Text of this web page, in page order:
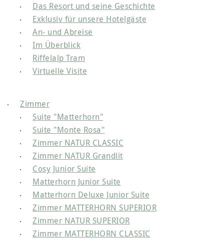
Das Resort und seine Geschichte
Exklusiv für unsere Hotelgäste
An- und Abreise
Im Überblick
Riffelalp Tram
Virtuelle Visite
Zimmer
Suite "Matterhorn"
Suite "Monte Rosa"
Zimmer NATUR CLASSIC
Zimmer NATUR Grandlit
Cosy Junior Suite
Matterhorn Junior Suite
Matterhorn Deluxe Junior Suite
Zimmer MATTERHORN SUPERIOR
Zimmer NATUR SUPERIOR
Zimmer MATTERHORN CLASSIC